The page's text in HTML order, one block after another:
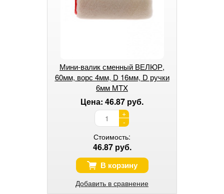
Мини-валик сменный ВЕЛЮР,
60мм, ворс 4мм, D 16мм, D ручки
6мм MTX
Цена: 46.87 руб.
+
-
Стоимость:
46.87 руб.
В корзину
Добавить в сравнение